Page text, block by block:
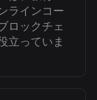
ラインコー
ロックチェ
立っていま